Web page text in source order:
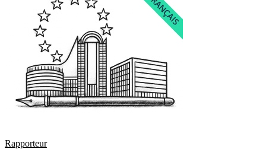
Rapporteur